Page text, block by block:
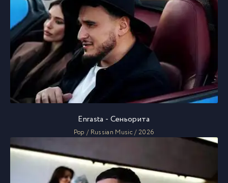
Enrasta - Сеньорита
Pop / Russian Music / 2026